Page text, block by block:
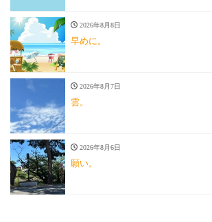
2026年8月8日
早めに。
2026年8月7日
雲。
2026年8月6日
願い。